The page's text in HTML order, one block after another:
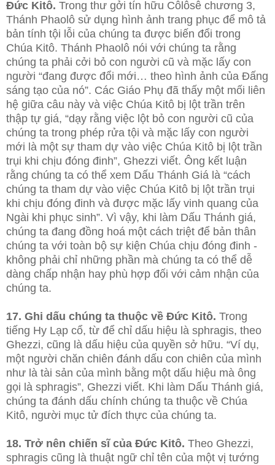
Đức Kitô. Trong thư gởi tín hữu Côlôsê chương 3,
Thánh Phaolô sử dụng hình ảnh trang phục để mô tả
bản tính tội lỗi của chúng ta được biến đổi trong
Chúa Kitô. Thánh Phaolô nói với chúng ta rằng
chúng ta phải cởi bỏ con người cũ và mặc lấy con
người “đang được đổi mới… theo hình ảnh của Đấng
sáng tạo của nó”. Các Giáo Phụ đã thấy một mối liên
hệ giữa câu này và việc Chúa Kitô bị lột trần trên
thập tự giá, “dạy rằng việc lột bỏ con người cũ của
chúng ta trong phép rửa tội và mặc lấy con người
mới là một sự tham dự vào việc Chúa Kitô bị lột trần
trụi khi chịu đóng đinh”, Ghezzi viết. Ông kết luận
rằng chúng ta có thể xem Dấu Thánh Giá là “cách
chúng ta tham dự vào việc Chúa Kitô bị lột trần trụi
khi chịu đóng đinh và được mặc lấy vinh quang của
Ngài khi phục sinh”. Vì vậy, khi làm Dấu Thánh giá,
chúng ta đang đồng hoá một cách triệt để bản thân
chúng ta với toàn bộ sự kiện Chúa chịu đóng đinh -
không phải chỉ những phần mà chúng ta có thể dễ
dàng chấp nhận hay phù hợp đối với cảm nhận của
chúng ta.
17. Ghi dấu chúng ta thuộc về Đức Kitô. Trong
tiếng Hy Lạp cổ, từ để chỉ dấu hiệu là sphragis, theo
Ghezzi, cũng là dấu hiệu của quyền sở hữu. “Ví dụ,
một người chăn chiên đánh dấu con chiên của mình
như là tài sản của mình bằng một dấu hiệu mà ông
gọi là sphragis”, Ghezzi viết. Khi làm Dấu Thánh giá,
chúng ta đánh dấu chính chúng ta thuộc về Chúa
Kitô, người mục tử đích thực của chúng ta.
18. Trở nên chiến sĩ của Đức Kitô. Theo Ghezzi,
sphragis cũng là thuật ngữ chỉ tên của một vị tướng